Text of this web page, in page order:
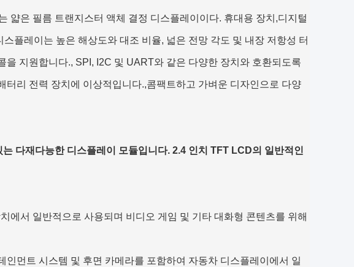
얇은 필름 트랜지스터 액체 결정 디스플레이이다. 휴대용 장치,디지털
플레이는 높은 해상도와 대조 비율, 넓은 전망 각도 및 내장 저항성 터
지원합니다., SPI, I2C 및 UART와 같은 다양한 장치와 호환되도록
터리 전력 장치에 이상적입니다.,콤팩트하고 가벼운 디자인으로 다양
다재다능한 디스플레이 모듈입니다. 2.4 인치 TFT LCD의 일반적인
에서 일반적으로 사용되며 비디오 게임 및 기타 대화형 콘텐츠를 위해
먼트 시스템 및 후면 카메라를 포함하여 자동차 디스플레이에서 일